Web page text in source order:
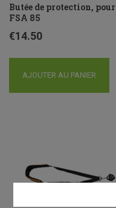
Butée de protection, pour
FSA 85
€14.50
AJOUTER AU PANIER